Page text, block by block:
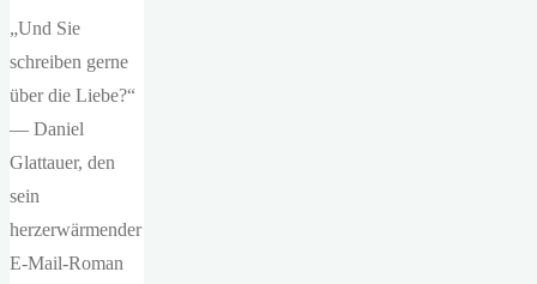
„Und Sie
schreiben gerne
über die Liebe?“
— Daniel
Glattauer, den
sein
herzerwärmender
E-Mail-Roman